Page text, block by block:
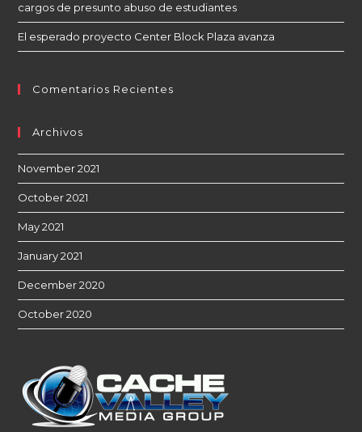
cargos de presunto abuso de estudiantes
El esperado proyecto Center Block Plaza avanza
Comentarios Recientes
Archivos
November 2021
October 2021
May 2021
January 2021
December 2020
October 2020